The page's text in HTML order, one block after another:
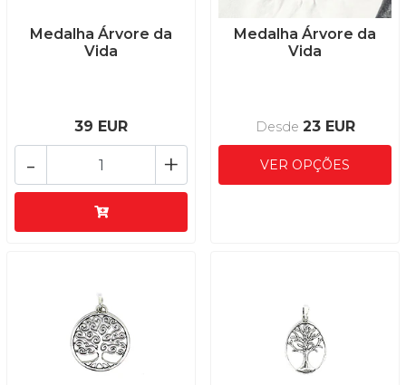
Medalha Árvore da
Vida
39 EUR
+
-
Medalha Árvore da
Vida
Desde 23 EUR
VER OPÇÕES